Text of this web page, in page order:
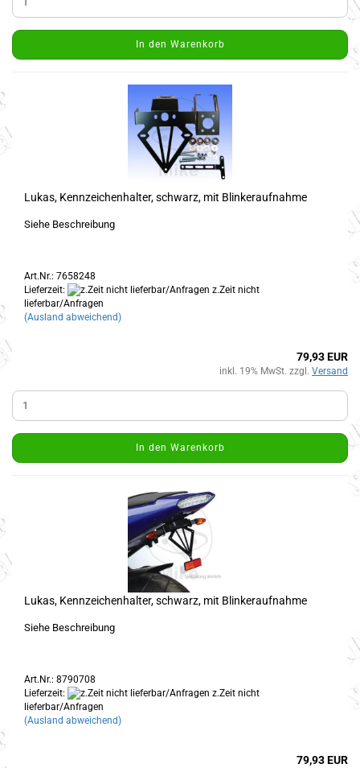
In den Warenkorb
Lukas, Kennzeichenhalter, schwarz, mit Blinkeraufnahme
Siehe Beschreibung
Art.Nr.: 7658248
Lieferzeit:
z.Zeit nicht
lieferbar/Anfragen
(Ausland abweichend)
79,93 EUR
inkl. 19% MwSt. zzgl. Versand
In den Warenkorb
Lukas, Kennzeichenhalter, schwarz, mit Blinkeraufnahme
Siehe Beschreibung
Art.Nr.: 8790708
Lieferzeit:
z.Zeit nicht
lieferbar/Anfragen
(Ausland abweichend)
79,93 EUR